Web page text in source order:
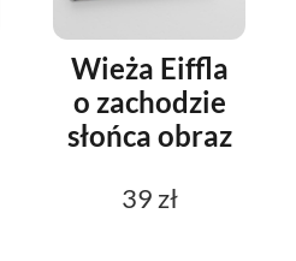
Wieża Eiffla
o zachodzie
słońca obraz
39 zł